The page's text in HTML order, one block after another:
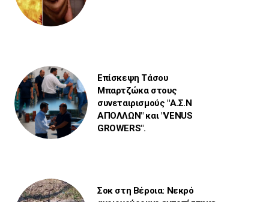
Επίσκεψη Τάσου
Μπαρτζώκα στους
συνεταιρισμούς "Α.Σ.Ν
ΑΠΟΛΛΩΝ" και "VENUS
GROWERS".
Σοκ στη Βέροια: Νεκρό